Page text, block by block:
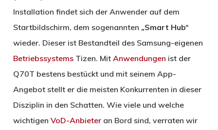
Installation findet sich der Anwender auf dem
Startbildschirm, dem sogenannten „Smart Hub“
wieder. Dieser ist Bestandteil des Samsung-eigenen
BetriebssystemsTizen. Mit Anwendungen ist der
Q70T bestens bestückt und mit seinem App-
Angebot stellt er die meisten Konkurrenten in dieser
Disziplin in den Schatten. Wie viele und welche
wichtigen VoD-Anbieteran Bord sind, verraten wir